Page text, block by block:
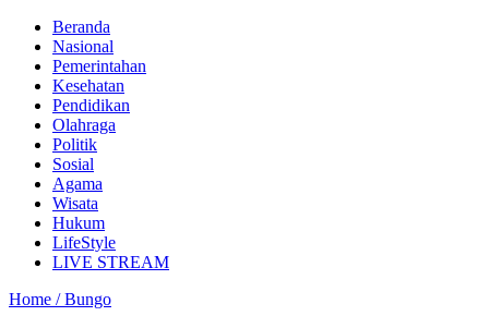
Beranda
Nasional
Pemerintahan
Kesehatan
Pendidikan
Olahraga
Politik
Sosial
Agama
Wisata
Hukum
LifeStyle
LIVE STREAM
Home /Bungo